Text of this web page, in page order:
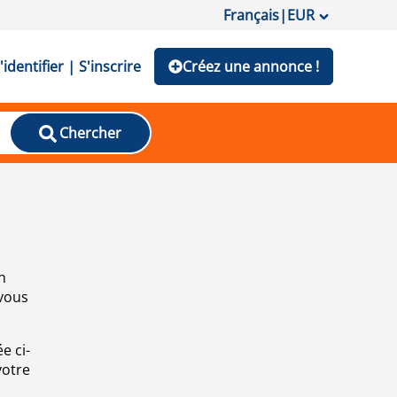
Français|EUR
| S'inscrire Créez une annonce !
Chercher
ci-